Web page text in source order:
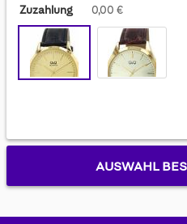
Zuzahlung
0,00 €
AUSWAHL